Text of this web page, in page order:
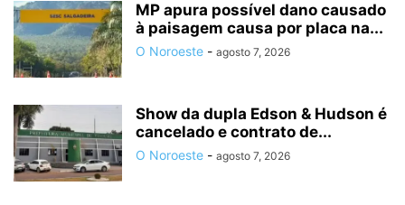
MP apura possível dano causado
à paisagem causa por placa na...
O Noroeste - agosto 7, 2026
Show da dupla Edson & Hudson é
cancelado e contrato de...
O Noroeste - agosto 7, 2026